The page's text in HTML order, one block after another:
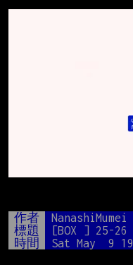
作者
標題
[BOX ] 25-26
時間
Sat May  9